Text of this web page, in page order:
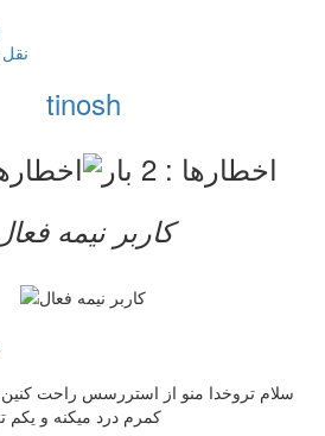
tinosh
کاربر نيمه
سلام تروخدا منو از استررسس راحت
کمرم درد میکنه و یکم